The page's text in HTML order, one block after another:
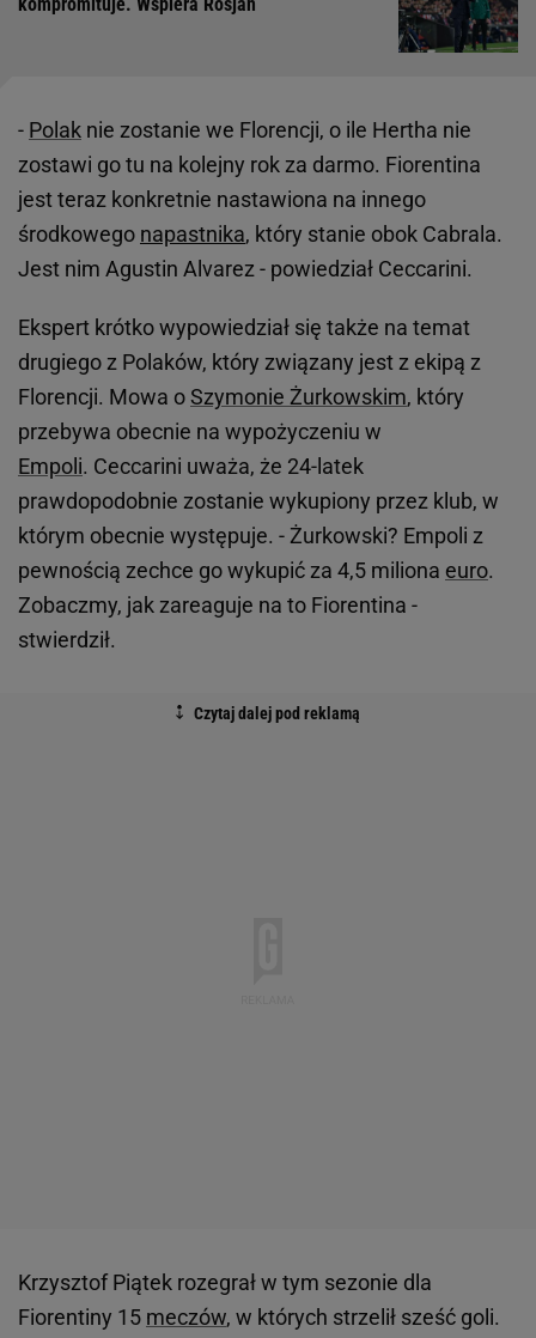
- Polak nie zostanie we Florencji, o ile Hertha nie
zostawi go tu na kolejny rok za darmo. Fiorentina
jest teraz konkretnie nastawiona na innego
środkowego napastnika, który stanie obok Cabrala.
Jest nim Agustin Alvarez - powiedział Ceccarini.
Ekspert krótko wypowiedział się także na temat
drugiego z Polaków, który związany jest z ekipą z
Florencji. Mowa oSzymonie Żurkowskim, który
przebywa obecnie na wypożyczeniu w
Empoli. Ceccarini uważa, że 24-latek
prawdopodobnie zostanie wykupiony przez klub, w
którym obecnie występuje. - Żurkowski? Empoli z
pewnością zechce go wykupić za 4,5 miliona euro.
Zobaczmy, jak zareaguje na to Fiorentina -
stwierdził.
Krzysztof Piątek rozegrał w tym sezonie dla
Fiorentiny 15 meczów, w których strzelił sześć goli.